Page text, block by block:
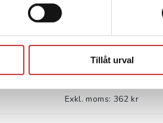
Tillåt urval
Övningar till
Dagens ingenjörer
tekniska beslut och
384 krinkl. moms
Exkl. moms: 362 kr